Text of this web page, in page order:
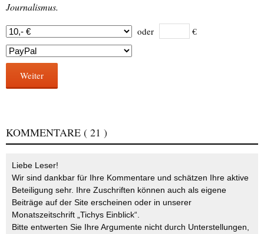
Journalismus.
oder €
Weiter
KOMMENTARE ( 21 )
Liebe Leser!
Wir sind dankbar für Ihre Kommentare und schätzen Ihre aktive
Beteiligung sehr. Ihre Zuschriften können auch als eigene
Beiträge auf der Site erscheinen oder in unserer
Monatszeitschrift „Tichys Einblick“.
Bitte entwerten Sie Ihre Argumente nicht durch Unterstellungen,